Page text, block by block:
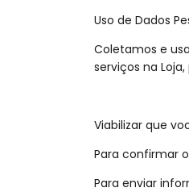
Uso de Dados
Coletamos e
serviços na
Viabilizar que
Para confirmar
Para enviar